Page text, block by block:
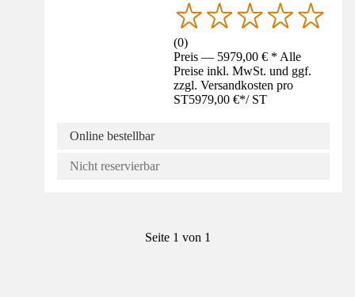
(0)
Preis — 5979,00 € * Alle
Preise inkl. MwSt. und ggf.
zzgl. Versandkosten pro
ST5979,00 €*/ ST
Online bestellbar
Nicht reservierbar
Seite 1 von 1